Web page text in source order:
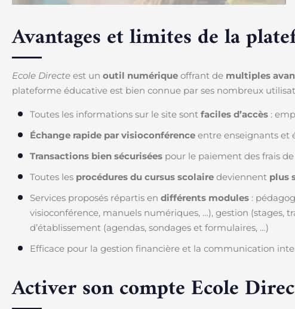
Avantages et limites de la
Ecole Directe est un outil numérique offrant de multiples
plateforme éducative est bien connue par ses nombreux
Toutes les informations sur le site sont faciles d’accès :
Échange rapide par visioconférence entre enseignants et
Transactions bien sécurisées pour le paiement des frais
Toutes les procédures du cursus scolaire deviennent plus
Services proposés répartis en différents modules :
visioconférence, manuels numériques, …), gestion (stages,
d’établissement (agendas, sondages et formulaires, …)
Efficace pour la gestion financière et la communication
Activer son compte Ecole